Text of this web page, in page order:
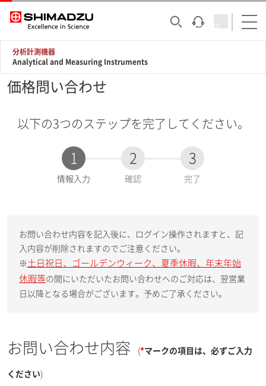
分析計測機器
Analytical and Measuring Instruments
価格問い合わせ
以下の3つのステップを完了してください。
1
現
情報入力
2
確認
3
完了
お問い合わせ内容を記入後に、ログイン操作されますと、記
入内容が削除されますのでご注意ください。
※ 土日祝日、ゴールデンウィーク、夏季休暇、年末年始
休暇等の間にいただいたお問い合わせへのご対応は、翌営業
日以降となる場合がございます。予めご了承ください。
お問い合わせ内容 (*マークの項目は、必ずご入力
ください)